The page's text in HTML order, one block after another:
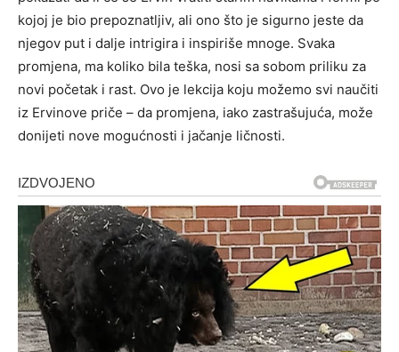
kojoj je bio prepoznatljiv, ali ono što je sigurno jeste da
njegov put i dalje intrigira i inspiriše mnoge. Svaka
promjena, ma koliko bila teška, nosi sa sobom priliku za
novi početak i rast. Ovo je lekcija koju možemo svi naučiti
iz Ervinove priče – da promjena, iako zastrašujuća, može
donijeti nove mogućnosti i jačanje ličnosti.